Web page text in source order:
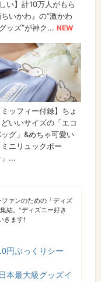
ファンのための「ディズ
結。“ディズニー好き
きます!
円ぷっくりシー
本最大級グッズイ